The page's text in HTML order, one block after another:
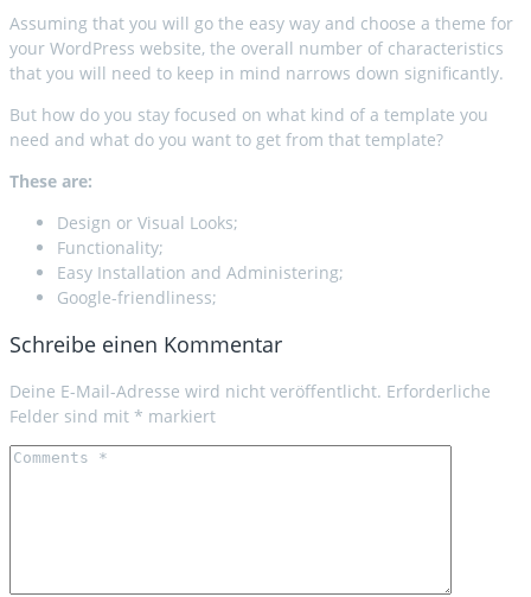
Assuming that you will go the easy way and choose a theme for
your WordPress website, the overall number of characteristics
that you will need to keep in mind narrows down significantly.
But how do you stay focused on what kind of a template you
need and what do you want to get from that template?
These are:
Design or Visual Looks;
Functionality;
Easy Installation and Administering;
Google-friendliness;
Schreibe einen Kommentar
Deine E-Mail-Adresse wird nicht veröffentlicht. Erforderliche
Felder sind mit * markiert